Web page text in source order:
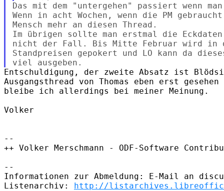
Das mit dem "untergehen" passiert wenn
Wenn in acht Wochen, wenn die PM
Mensch mehr an diesen Thread.
Im übrigen sollte man erstmal die
nicht der Fall. Bis Mitte Februar wird in
Standpreisen gepokert und LO kann da
Entschuldigung, der zweite Absatz ist
Ausgangsthread von Thomas eben erst
bleibe ich allerdings bei meiner Meinung.
Volker
--
++ Volker Merschmann - ODF-Software
--
Informationen zur Abmeldung: E-Mail an
Listenarchiv: http://